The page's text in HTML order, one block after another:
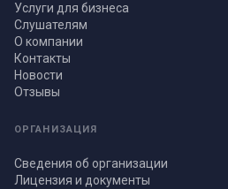
Услуги для бизнеса
Слушателям
О компании
Контакты
Новости
Отзывы
ОРГАНИЗАЦИЯ
Сведения об организации
Лицензия и документы